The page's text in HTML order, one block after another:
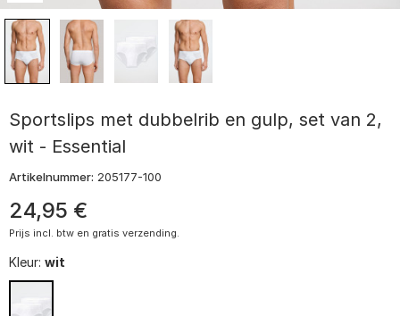
Sportslips met dubbelrib en gulp, set van 2,
wit - Essential
Artikelnummer: 205177-100
24,95 €
Prijs incl. btw en gratis verzending.
Kleur: wit